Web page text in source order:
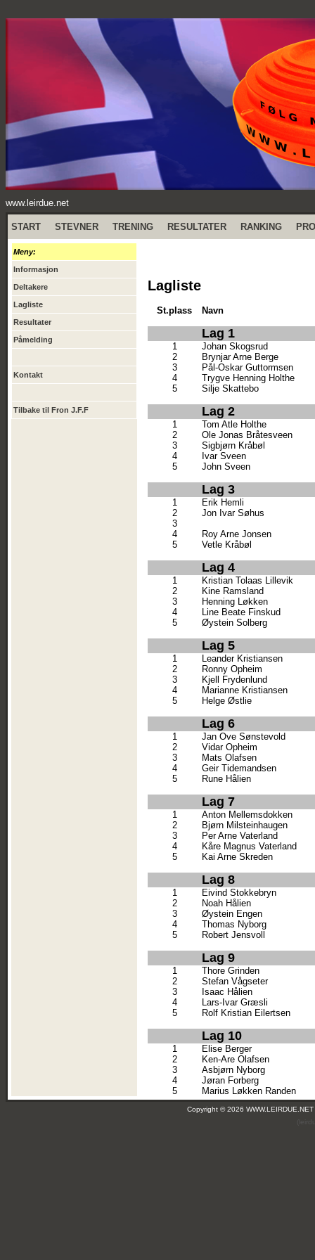
www.leirdue.net
START STEVNER TRENING RESULTATER RANKING
Meny:
Informasjon
Deltakere
Lagliste
Resultater
Påmelding
Kontakt
Tilbake til Fron J.F.F
Lagliste
St.plass Navn
Lag 1
1
Johan Skogsrud
2
Brynjar Arne Berge
3
Pål-Oskar Guttormsen
4
Trygve Henning Holthe
5
Silje Skattebo
Lag 2
1
Tom Atle Holthe
2
Ole Jonas Bråtesveen
3
Sigbjørn Kråbøl
4
Ivar Sveen
5
John Sveen
Lag 3
1
Erik Hemli
2
Jon Ivar Søhus
3
4
Roy Arne Jonsen
5
Vetle Kråbøl
Lag 4
1
Kristian Tolaas Lillevik
2
Kine Ramsland
3
Henning Løkken
4
Line Beate Finskud
5
Øystein Solberg
Lag 5
1
Leander Kristiansen
2
Ronny Opheim
3
Kjell Frydenlund
4
Marianne Kristiansen
5
Helge Østlie
Lag 6
1
Jan Ove Sønstevold
2
Vidar Opheim
3
Mats Olafsen
4
Geir Tidemandsen
5
Rune Hålien
Lag 7
1
Anton Mellemsdokken
2
Bjørn Milsteinhaugen
3
Per Arne Vaterland
4
Kåre Magnus Vaterland
5
Kai Arne Skreden
Lag 8
1
Eivind Stokkebryn
2
Noah Hålien
3
Øystein Engen
4
Thomas Nyborg
5
Robert Jensvoll
Lag 9
1
Thore Grinden
2
Stefan Vågseter
3
Isaac Hålien
4
Lars-Ivar Græsli
5
Rolf Kristian Eilertsen
Lag 10
1
Elise Berger
2
Ken-Are Olafsen
3
Asbjørn Nyborg
4
Jøran Forberg
5
Marius Løkken Randen
Copyright © 2026